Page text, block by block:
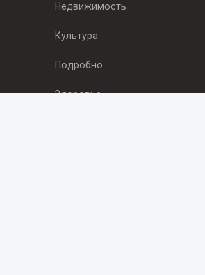
Недвижимость
Культура
Подробно
Здоровье